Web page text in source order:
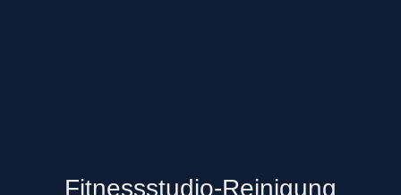
Fitnessstudio-Reinigung